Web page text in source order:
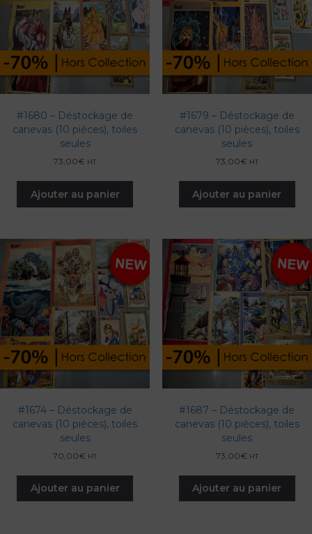
#1680 – Déstockage de
canevas (10 pièces), toiles
seules
73,00€ HT
Ajouter au panier
#1679 – Déstockage de
canevas (10 pièces), toiles
seules
73,00€ HT
Ajouter au panier
#1674 – Déstockage de
canevas (10 pièces), toiles
seules
70,00€ HT
Ajouter au panier
#1687 – Déstockage de
canevas (10 pièces), toiles
seules
73,00€ HT
Ajouter au panier